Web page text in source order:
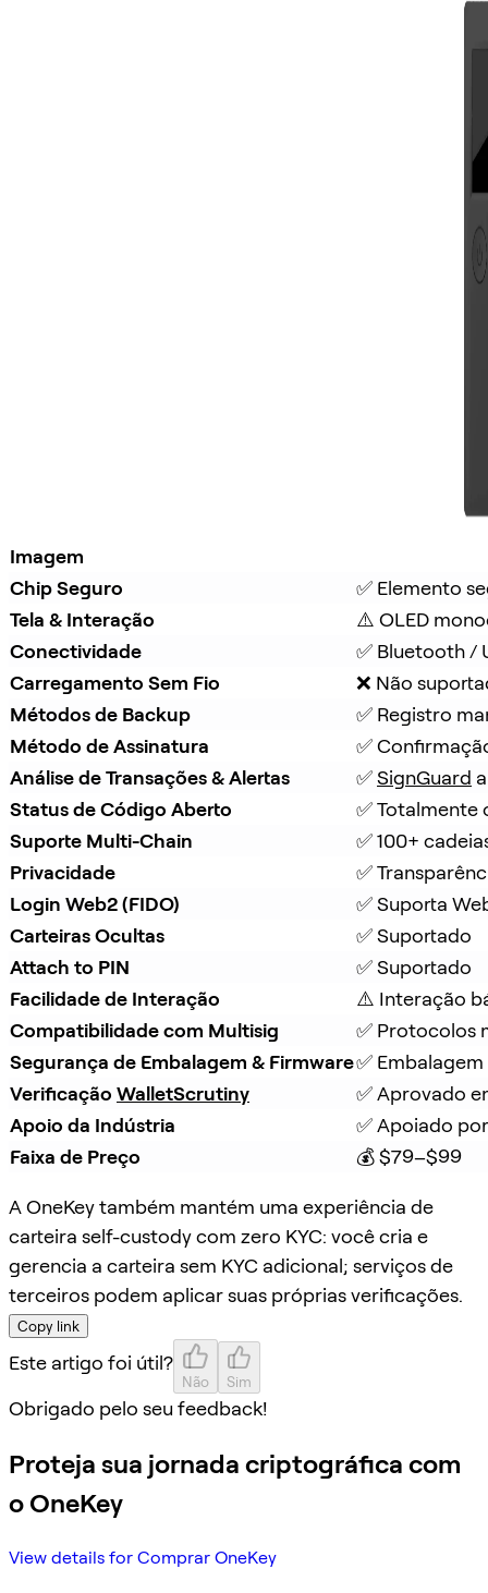
Imagem
Chip Seguro
✅ Elemento
Tela & Interação
⚠️ OLED
Conectividade
✅ Bluetooth /
Carregamento Sem Fio
❌ Não
Métodos de Backup
✅ Registro
Método de Assinatura
✅
Análise de Transações & Alertas
✅ SignGuard
Status de Código Aberto
✅ Totalmente
Suporte Multi-Chain
✅ 100+
Privacidade
✅
Login Web2 (FIDO)
✅ Suporta
Carteiras Ocultas
✅ Suportado
Attach to PIN
✅ Suportado
Facilidade de Interação
⚠️ Interação
Compatibilidade com Multisig
✅ Protocolos
Segurança de Embalagem & Firmware✅
Verificação WalletScrutiny
✅ Aprovado
Apoio da Indústria
✅ Apoiado
Faixa de Preço
💰 $79–$99
A OneKey também mantém uma experiência de
carteira self-custody com zero KYC: você cria e
gerencia a carteira sem KYC adicional; serviços de
terceiros podem aplicar suas próprias verificações.
Copy link
Este artigo foi útil?
Não Sim
Obrigado pelo seu feedback!
Proteja sua jornada criptográfica com
o OneKey
View details for Comprar OneKey